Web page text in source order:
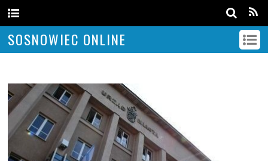
SOSNOWIEC ONLINE